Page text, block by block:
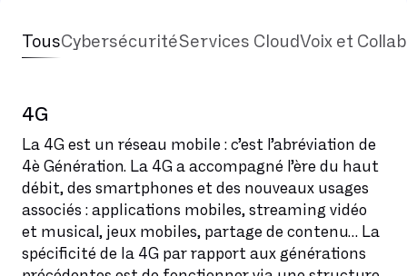
TousCybersécuritéServices Cloud Voix et
4G
La 4G est un réseau mobile : c’est l’abréviation de
4è Génération. La 4G a accompagné l’ère du haut
débit, des smartphones et des nouveaux usages
associés : applications mobiles, streaming vidéo
et musical, jeux mobiles, partage de contenu… La
spécificité de la 4G par rapport aux générations